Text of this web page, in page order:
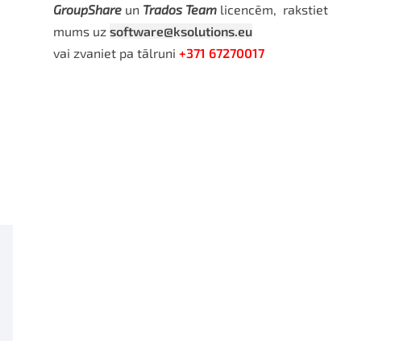
GroupShareun Trados Teamlicencēm, rakstiet
mums uz software@ksolutions.eu
vai zvaniet pa tālruni +371 67270017